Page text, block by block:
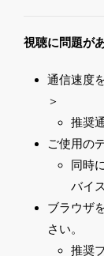
視聴に問題が
通信速度
＞
推奨
ご使用の
同時
バイ
ブラウザ
さい。
推奨